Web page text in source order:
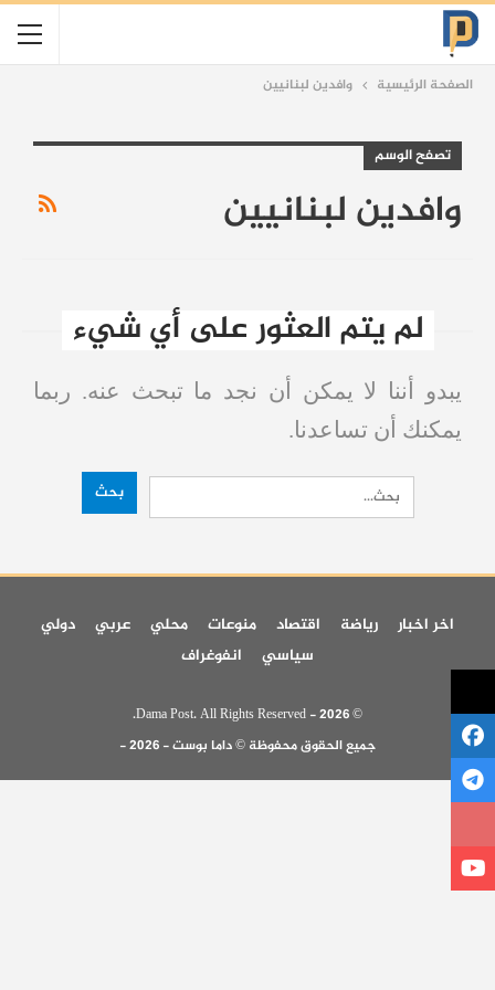
الصفحة الرئيسية وافدين لبنانيين
تصفح الوسم
وافدين لبنانيين
لم يتم العثور على أي شيء
يبدو أننا لا يمكن أن نجد ما تبحث عنه. ربما
يمكنك أن تساعدنا.
اخر اخبار رياضة اقتصاد منوعات محلي عربي
دولي
سياسي
انفوغراف
© 2026 - Dama Post. All Rights Reserved.
جميع الحقوق محفوظة © داما بوست - 2026 -